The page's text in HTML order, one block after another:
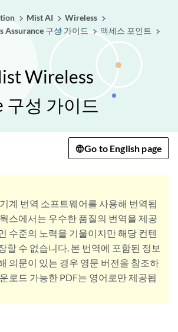
Mist AI
Wireless
Assurance 구성 가이드
액세스 포인트
Wireless
구성 가이드
Go to English page
계 번역 소프트웨어를 사용해 번역됩
스에서는 우수한 품질의 번역을 제공
수준의 노력을 기울이지만 해당 컨텐
할 수 없습니다. 본 번역에 포함된 정보
의문이 있는 경우 영문 버전을 참조하
로드 가능한 PDF는 영어로만 제공됩